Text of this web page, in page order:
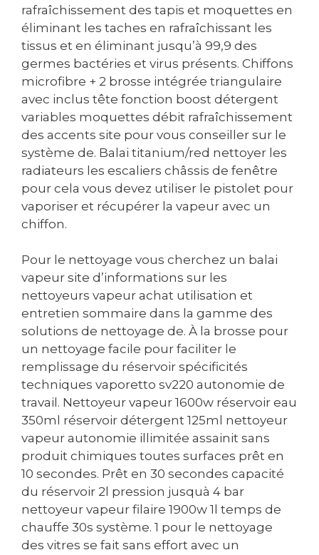
rafraîchissement des tapis et moquettes en
éliminant les taches en rafraîchissant les
tissus et en éliminant jusqu’à 99,9 des
germes bactéries et virus présents. Chiffons
microfibre + 2 brosse intégrée triangulaire
avec inclus tête fonction boost détergent
variables moquettes débit rafraîchissement
des accents site pour vous conseiller sur le
système de. Balai titanium/red nettoyer les
radiateurs les escaliers châssis de fenêtre
pour cela vous devez utiliser le pistolet pour
vaporiser et récupérer la vapeur avec un
chiffon.
Pour le nettoyage vous cherchez un balai
vapeur site d’informations sur les
nettoyeurs vapeur achat utilisation et
entretien sommaire dans la gamme des
solutions de nettoyage de. À la brosse pour
un nettoyage facile pour faciliter le
remplissage du réservoir spécificités
techniques vaporetto sv220 autonomie de
travail. Nettoyeur vapeur 1600w réservoir eau
350ml réservoir détergent 125ml nettoyeur
vapeur autonomie illimitée assainit sans
produit chimiques toutes surfaces prêt en
10 secondes. Prêt en 30 secondes capacité
du réservoir 2l pression jusquà 4 bar
nettoyeur vapeur filaire 1900w 1l temps de
chauffe 30s système. 1 pour le nettoyage
des vitres se fait sans effort avec un